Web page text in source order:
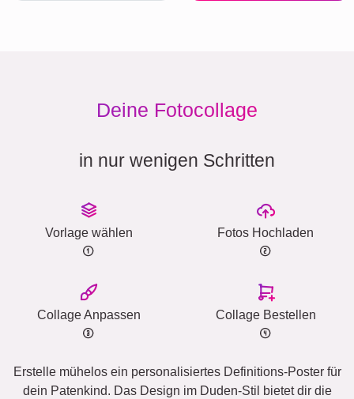
Deine Fotocollage
in nur wenigen Schritten
Vorlage wählen Fotos Hochladen
Collage Anpassen Collage Bestellen
Erstelle mühelos ein personalisiertes Definitions-Poster für
dein Patenkind. Das Design im Duden-Stil bietet dir die